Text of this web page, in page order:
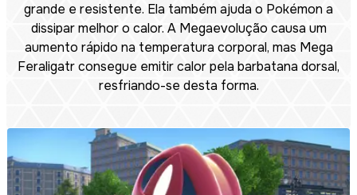
grande e resistente. Ela também ajuda o Pokémon a
dissipar melhor o calor. A Megaevolução causa um
aumento rápido na temperatura corporal, mas Mega
Feraligatr consegue emitir calor pela barbatana dorsal,
resfriando-se desta forma.